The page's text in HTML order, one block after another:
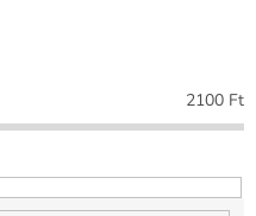
2100 Ft